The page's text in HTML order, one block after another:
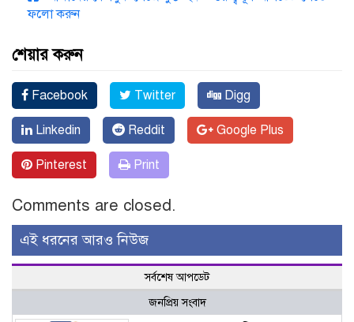
ফলো করুন
শেয়ার করুন
Facebook Twitter Digg
Linkedin Reddit Google Plus
Pinterest Print
Comments are closed.
এই ধরনের আরও নিউজ
সর্বশেষ আপডেট
জনপ্রিয় সংবাদ